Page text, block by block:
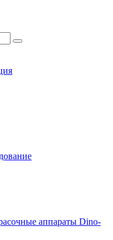
аппараты Dino-